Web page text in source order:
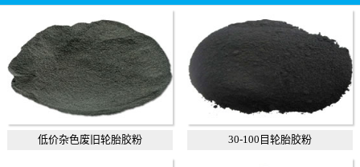
低价杂色废旧轮胎胶粉 30-100目轮胎胶粉